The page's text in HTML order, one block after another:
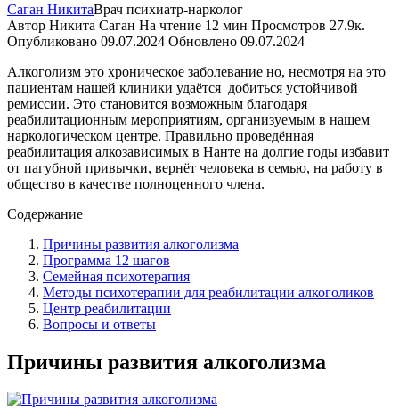
Саган НикитаВрач психиатр-нарколог
Автор Никита Саган На чтение 12 мин Просмотров 27.9к.
Опубликовано 09.07.2024 Обновлено 09.07.2024
Алкоголизм это хроническое заболевание но, несмотря на это
пациентам нашей клиники удаётся добиться устойчивой
ремиссии. Это становится возможным благодаря
реабилитационным мероприятиям, организуемым в нашем
наркологическом центре. Правильно проведённая
реабилитация алкозависимых в Нанте на долгие годы избавит
от пагубной привычки, вернёт человека в семью, на работу в
общество в качестве полноценного члена.
Содержание
Причины развития алкоголизма
Программа 12 шагов
Семейная психотерапия
Методы психотерапии для реабилитации алкоголиков
Центр реабилитации
Вопросы и ответы
Причины развития алкоголизма